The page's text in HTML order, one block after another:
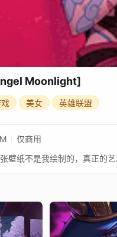
Moonlight]
美女 英雄联盟
仅商用